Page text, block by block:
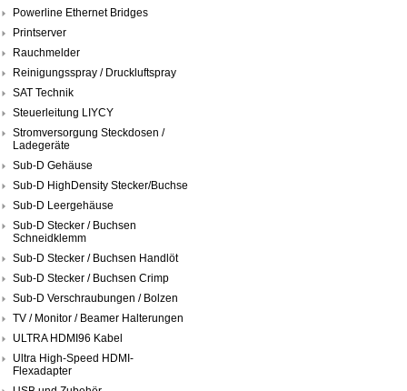
Powerline Ethernet Bridges
Printserver
Rauchmelder
Reinigungsspray / Druckluftspray
SAT Technik
Steuerleitung LIYCY
Stromversorgung Steckdosen /
Ladegeräte
Sub-D Gehäuse
Sub-D HighDensity Stecker/Buchse
Sub-D Leergehäuse
Sub-D Stecker / Buchsen
Schneidklemm
Sub-D Stecker / Buchsen Handlöt
Sub-D Stecker / Buchsen Crimp
Sub-D Verschraubungen / Bolzen
TV / Monitor / Beamer Halterungen
ULTRA HDMI96 Kabel
Ultra High-Speed HDMI-
Flexadapter